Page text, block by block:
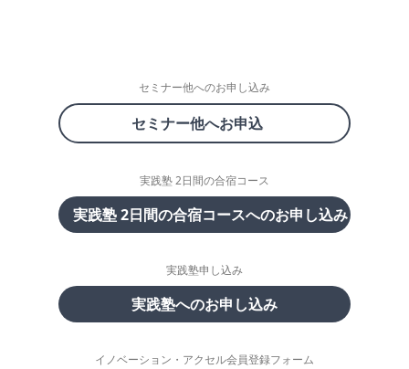
セミナー他へのお申し込み
セミナー他へお申込
実践塾 2日間の合宿コース
実践塾 2日間の合宿コースへのお申し込み
実践塾申し込み
実践塾へのお申し込み
イノベーション・アクセル会員登録フォーム